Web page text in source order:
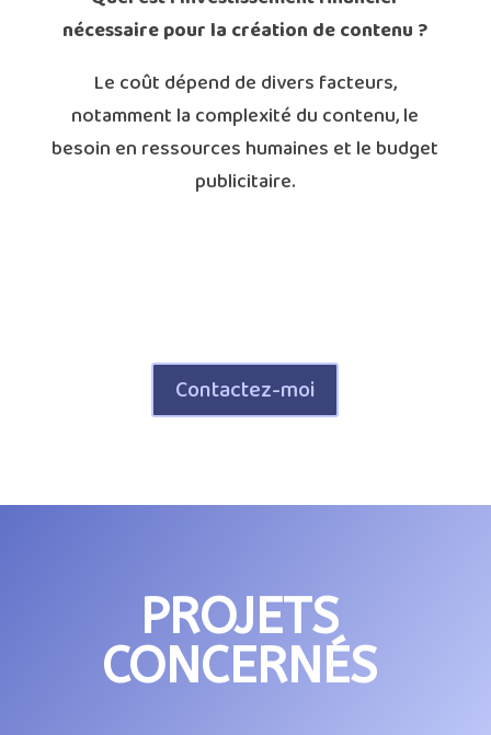
nécessaire pour la création de contenu ?
Le coût dépend de divers facteurs,
notamment la complexité du contenu, le
besoin en ressources humaines et le budget
publicitaire.
Contactez-moi
PROJETS
CONCERNÉS